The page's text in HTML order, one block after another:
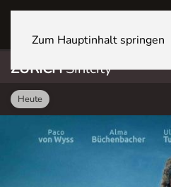
Zum Hauptinhalt springen
ZÜRICHSihlcity
Heute